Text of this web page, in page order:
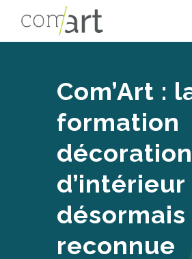
Com’Art :
formation
décoration
d’intérieur
désormais
reconnue